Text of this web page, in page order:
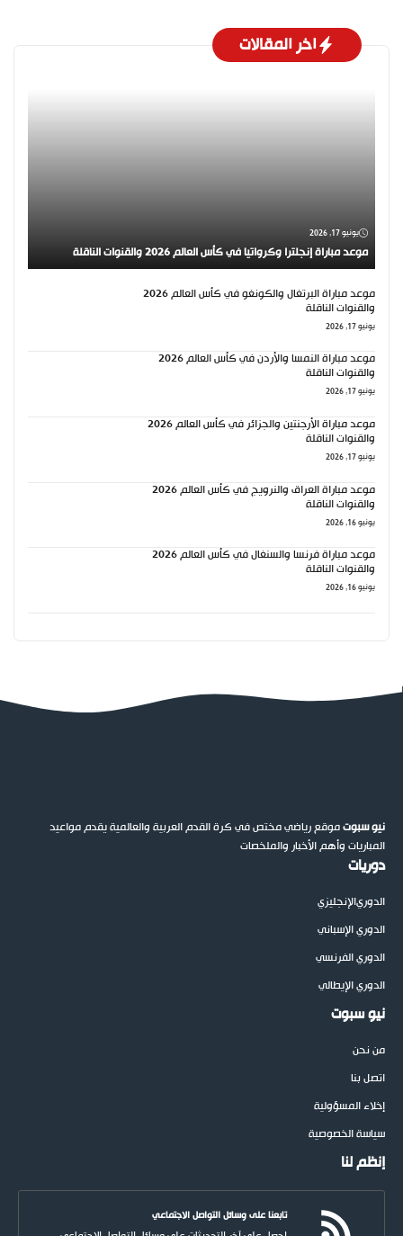
اخر المقالات
يونيو 17, 2026
موعد مباراة إنجلترا وكرواتيا في كأس العالم 2026 والقنوات الناقلة
موعد مباراة البرتغال والكونغو في كأس العالم 2026
والقنوات الناقلة
يونيو 17, 2026
موعد مباراة النمسا والأردن في كأس العالم 2026
والقنوات الناقلة
يونيو 17, 2026
موعد مباراة الأرجنتين والجزائر في كأس العالم 2026
والقنوات الناقلة
يونيو 17, 2026
موعد مباراة العراق والنرويج في كأس العالم 2026
والقنوات الناقلة
يونيو 16, 2026
موعد مباراة فرنسا والسنغال في كأس العالم 2026
والقنوات الناقلة
يونيو 16, 2026
نيو سبوتموقع رياضي مختص في كرة القدم العربية والعالمية يقدم مواعيد
المباريات وأهم الأخبار والملخصات
دوريات
الدوريالإنجليزي
الدوري الإسباني
الدوري الفرنسي
الدوري الإيطالي
نيو سبوت
من نحن
اتصل بنا
إخلاء المسؤولية
سياسة الخصوصية
إنظم لنا
تابعنا على وسائل التواصل الاجتماعي